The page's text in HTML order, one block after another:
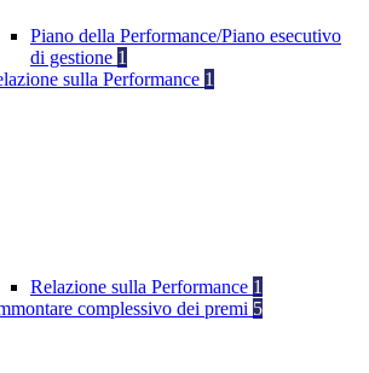
Piano della Performance/Piano esecutivo
di gestione 1
sulla Performance 1
Relazione sulla Performance 1
complessivo dei premi 5